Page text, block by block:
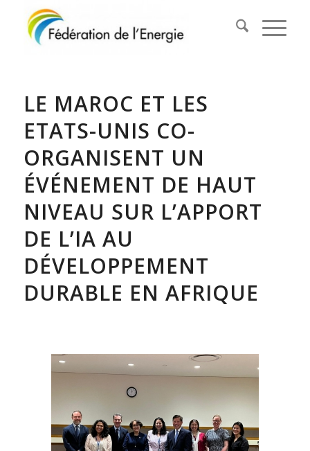
LE MAROC ET LES
ETATS-UNIS CO-
ORGANISENT UN
ÉVÉNEMENT DE HAUT
NIVEAU SUR L’APPORT
DE L’IA AU
DÉVELOPPEMENT
DURABLE EN AFRIQUE